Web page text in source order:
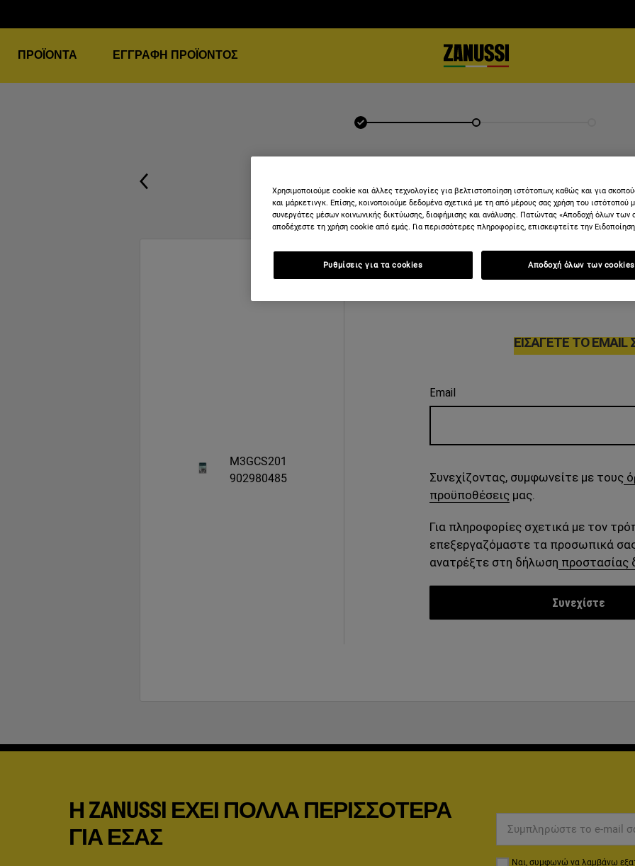
ΠΡΟΪΌΝΤΑ ΕΓΓΡΑΦΉ ΠΡΟΪΌΝΤΟΣ
ΣΎΝΔΕΣΗ
M3GCS201
902980485
ΕΙΣΆΓΕΤΕ ΤΟ EMAIL
Email
Συνεχίζοντας, συμφωνείτε με τους
προϋποθέσεις μας.
Για πληροφορίες σχετικά με τον
επεξεργαζόμαστε τα προσωπικά
ανατρέξτε στη δήλωση προστασίας
Η ZANUSSI ΈΧΕΙ ΠΟΛΛΆ ΠΕΡΙΣΣΌΤΕΡΑ
ΓΙΑ ΕΣΆΣ
Ναι, συμφωνώ να λαμβάνω
Χρησιμοποιούμε cookie και άλλες τεχνολογίες για βελτιστοποίηση ιστότοπων, καθώς και για
και μάρκετινγκ. Επίσης, κοινοποιούμε δεδομένα σχετικά με τη από μέρους σας χρήση του ιστότοπού
συνεργάτες μέσων κοινωνικής δικτύωσης, διαφήμισης και ανάλυσης. Πατώντας «Αποδοχή όλων των
αποδέχεστε τη χρήση cookie από εμάς. Για περισσότερες πληροφορίες, επισκεφτείτε την
Ρυθμίσεις για τα cookies Αποδοχή όλων των cookies